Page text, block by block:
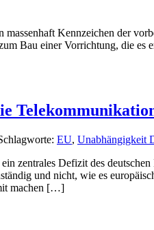
Kennzeichen der
Bau einer Vorrichtung, die es
EU, Unabhängigkeit
zentrales Defizit des
und nicht, wie es
machen […]